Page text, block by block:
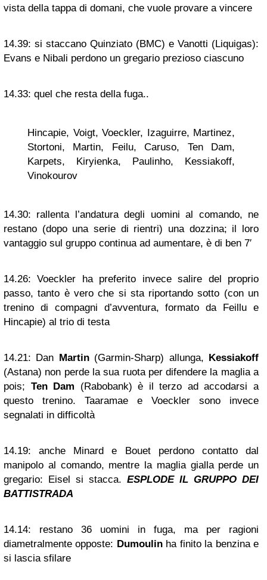
vista della tappa di domani, che vuole provare a vincere
14.39: si staccano Quinziato (BMC) e Vanotti (Liquigas):
Evans e Nibali perdono un gregario prezioso ciascuno
14.33: quel che resta della fuga..
Hincapie, Voigt, Voeckler, Izaguirre, Martinez,
Stortoni, Martin, Feilu, Caruso, Ten Dam,
Karpets, Kiryienka, Paulinho, Kessiakoff,
Vinokourov
14.30: rallenta l’andatura degli uomini al comando, ne
restano (dopo una serie di rientri) una dozzina; il loro
vantaggio sul gruppo continua ad aumentare, è di ben 7′
14.26: Voeckler ha preferito invece salire del proprio
passo, tanto è vero che si sta riportando sotto (con un
trenino di compagni d’avventura, formato da Feillu e
Hincapie) al trio di testa
14.21: Dan Martin(Garmin-Sharp) allunga, Kessiakoff
(Astana) non perde la sua ruota per difendere la maglia a
pois; Ten Dam (Rabobank) è il terzo ad accodarsi a
questo trenino. Taaramae e Voeckler sono invece
segnalati in difficoltà
14.19: anche Minard e Bouet perdono contatto dal
manipolo al comando, mentre la maglia gialla perde un
gregario: Eisel si stacca. ESPLODE IL GRUPPO DEI
BATTISTRADA
14.14: restano 36 uomini in fuga, ma per ragioni
diametralmente opposte: Dumoulinha finito la benzina e
si lascia sfilare